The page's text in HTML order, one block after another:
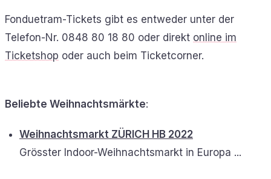
Fonduetram-Tickets gibt es entweder unter der
Telefon-Nr. 0848 80 18 80 oder direkt online im
Ticketshop oder auch beim Ticketcorner.
Beliebte Weihnachtsmärkte:
Weihnachtsmarkt ZÜRICH HB 2022
Grösster Indoor-Weihnachtsmarkt in Europa ...